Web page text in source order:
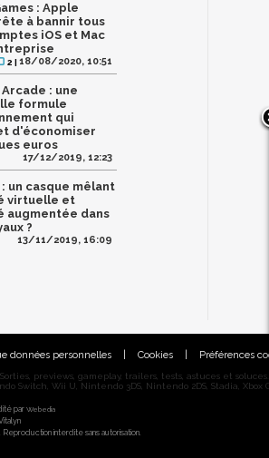
: Apple
à bannir tous
iOS et Mac
2 |18/08/2020, 10:51
: une
formule
qui
d'économiser
euros
17/12/2019, 12:23
un casque mêlant
virtuelle et
augmentée dans
?
13/11/2019, 16:09
données personnelles Cookies Préférences
previews, gameplay, trailers, tests, astuces et soluces...
Switch, Wii U, Nintendo 3DS, Nintendo 2DS, Stadia, Xbox
par Webedia
interdite sans autorisation.